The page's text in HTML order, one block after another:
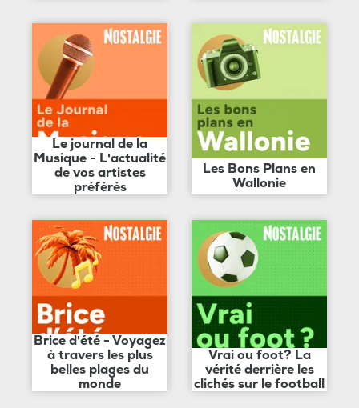
Le journal de la
Musique - L'actualité
de vos artistes
préférés
Les Bons Plans en
Wallonie
Brice d'été - Voyagez
à travers les plus
belles plages du
monde
Vrai ou foot? La
vérité derrière les
clichés sur le football